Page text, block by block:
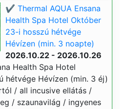
✔️ Thermal AQUA Ensana
Health Spa Hotel Október
23-i hosszú hétvége
Hévízen (min. 3 noapte)
2026.10.22 - 2026.10.26
Health Spa Hotel
hétvége Hévízen (min. 3 éj)
/ all incusive ellátás /
/ szaunavilág / ingyenes